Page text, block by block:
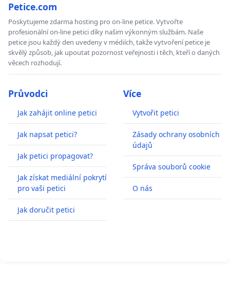
Petice.com
Poskytujeme zdarma hosting pro on-line petice. Vytvořte
profesionální on-line petici díky našim výkonným službám. Naše
petice jsou každý den uvedeny v médiích, takže vytvoření petice je
skvělý způsob, jak upoutat pozornost veřejnosti i těch, kteří o daných
věcech rozhodují.
Průvodci
Jak zahájit online petici
Jak napsat petici?
Jak petici propagovat?
Jak získat mediální pokrytí
pro vaši petici
Jak doručit petici
Více
Vytvořit petici
Zásady ochrany osobních
údajů
Správa souborů cookie
O nás